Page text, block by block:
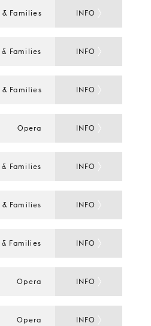
& Families INFO
& Families INFO
& Families INFO
Opera INFO
& Families INFO
& Families INFO
& Families INFO
Opera INFO
Opera INFO